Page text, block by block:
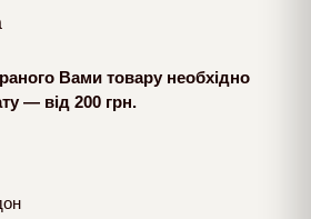
Вами товару необхідно
— від 200 грн.